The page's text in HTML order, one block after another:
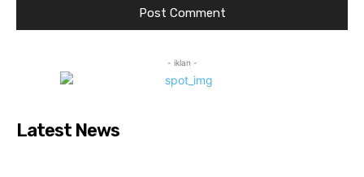
- iklan -
Latest News